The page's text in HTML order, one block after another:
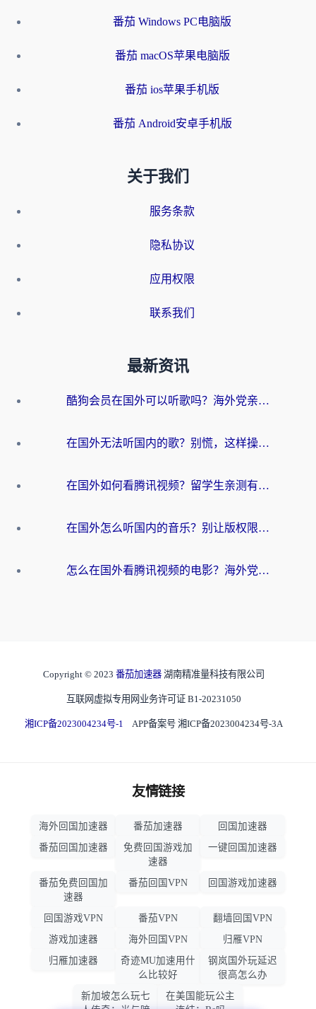
番茄 Windows PC电脑版
番茄 macOS苹果电脑版
番茄 ios苹果手机版
番茄 Android安卓手机版
关于我们
服务条款
隐私协议
应用权限
联系我们
最新资讯
酷狗会员在国外可以听歌吗？海外党亲测有效：3步解决音乐权限难题
在国外无法听国内的歌？别慌，这样操作就能畅听QQ音乐（附亲测加速器推荐）
在国外如何看腾讯视频？留学生亲测有效的回国加速方案
在国外怎么听国内的音乐？别让版权限制断了你的华语歌单
怎么在国外看腾讯视频的电影？海外党亲测有效的回国加速指南
Copyright © 2023 番茄加速器 湖南精准量科技有限公司
互联网虚拟专用网业务许可证 B1-20231050
湘ICP备2023004234号-1 APP备案号 湘ICP备2023004234号-3A
友情链接
海外回国加速器 番茄加速器
回国加速器
番茄回国加速器
免费回国游戏加
速器
一键回国加速器
番茄免费回国加
速器
番茄回国VPN 回国游戏加速器
回国游戏VPN 番茄VPN
翻墙回国VPN
游戏加速器
海外回国VPN
归雁VPN
归雁加速器
奇迹MU加速用什
么比较好
钢岚国外玩延迟
很高怎么办
新加坡怎么玩七
在美国能玩公主